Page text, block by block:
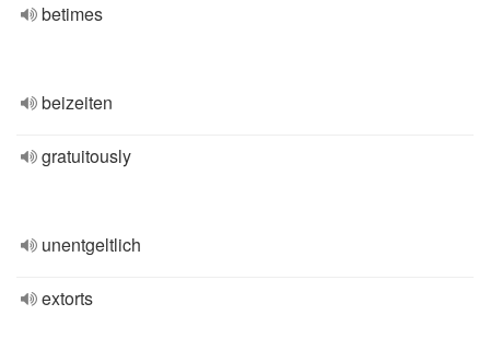
betimes
beizeiten
gratuitously
unentgeltlich
extorts